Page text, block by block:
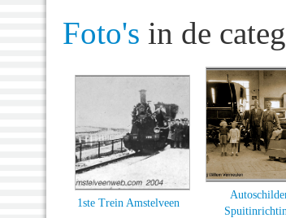
Foto's in de
1ste Trein Amstelveen